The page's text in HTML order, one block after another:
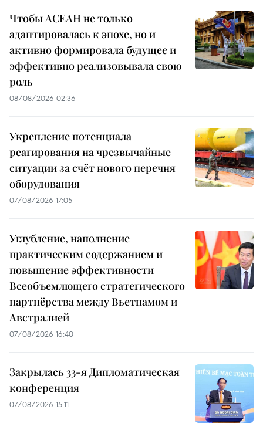
Чтобы АСЕАН не только
адаптировалась к эпохе, но и
активно формировала будущее и
эффективно реализовывала свою
роль
08/08/2026 02:36
Укрепление потенциала
реагирования на чрезвычайные
ситуации за счёт нового перечня
оборудования
07/08/2026 17:05
Углубление, наполнение
практическим содержанием и
повышение эффективности
Всеобъемлющего стратегического
партнёрства между Вьетнамом и
Австралией
07/08/2026 16:40
Закрылась 33-я Дипломатическая
конференция
07/08/2026 15:11